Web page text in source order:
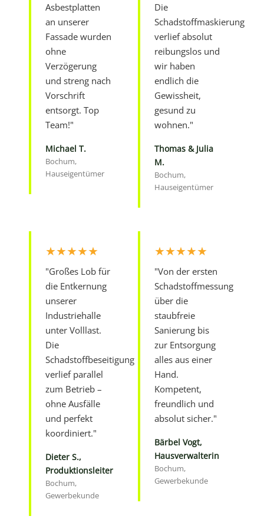
Asbestplatten
an unserer
Fassade wurden
ohne
Verzögerung
und streng nach
Vorschrift
entsorgt. Top
Team!"
Michael T.
Bochum,
Hauseigentümer
Die
Schadstoffmaskierung
verlief absolut
reibungslos und
wir haben
endlich die
Gewissheit,
gesund zu
wohnen."
Thomas & Julia
M.
Bochum,
Hauseigentümer
★★★★★
"Großes Lob für
die Entkernung
unserer
Industriehalle
unter Volllast.
Die
Schadstoffbeseitigung
verlief parallel
zum Betrieb –
ohne Ausfälle
und perfekt
koordiniert."
Dieter S.,
Produktionsleiter
Bochum,
Gewerbekunde
★★★★★
"Von der ersten
Schadstoffmessung
über die
staubfreie
Sanierung bis
zur Entsorgung
alles aus einer
Hand.
Kompetent,
freundlich und
absolut sicher."
Bärbel Vogt,
Hausverwalterin
Bochum,
Gewerbekunde